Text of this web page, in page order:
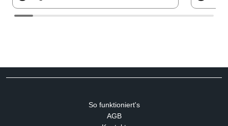
So funktioniert's
AGB